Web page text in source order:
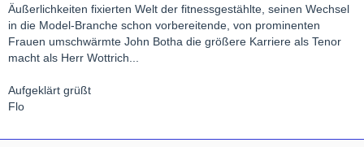
Äußerlichkeiten fixierten Welt der fitnessgestählte, seinen Wechsel
in die Model-Branche schon vorbereitende, von prominenten
Frauen umschwärmte John Botha die größere Karriere als Tenor
macht als Herr Wottrich...
Aufgeklärt grüßt
Flo